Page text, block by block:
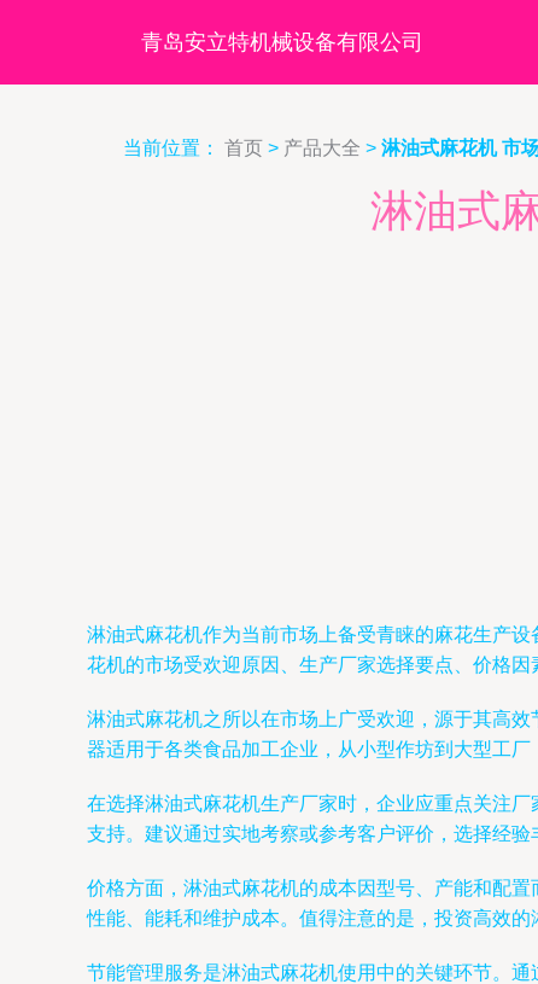
青岛安立特机械设备有限公司
当前位置： 首页 > 产品大全 > 淋油式麻花机 市
淋油式
淋油式麻花机作为当前市场上备受青睐的麻花生产
花机的市场受欢迎原因、生产厂家选择要点、价格因
淋油式麻花机之所以在市场上广受欢迎，源于其高
器适用于各类食品加工企业，从小型作坊到大型工厂
在选择淋油式麻花机生产厂家时，企业应重点关注
支持。建议通过实地考察或参考客户评价，选择经验
价格方面，淋油式麻花机的成本因型号、产能和配
性能、能耗和维护成本。值得注意的是，投资高效
节能管理服务是淋油式麻花机使用中的关键环节。